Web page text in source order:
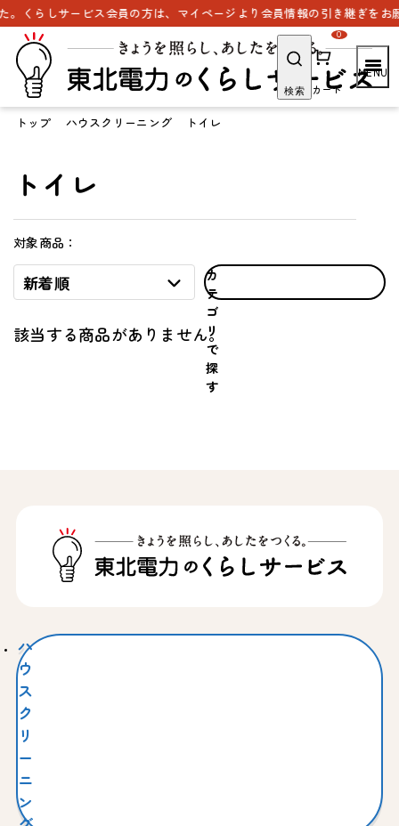
くらしサービス会員の方は、マイページより会員情報の引き継ぎをお願
検索 カート
0
トップ ハウスクリーニング トイレ
トイレ
対象商品：
新着順
カ
テ
ゴ
リ
で
探
す
該当する商品がありません。
ハ
ウ
ス
ク
リ
ー
ニ
ン